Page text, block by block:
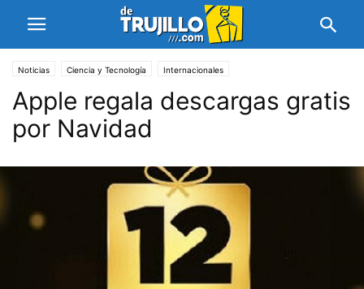
Noticias Ciencia y Tecnología Internacionales
Apple regala descargas gratis
por Navidad